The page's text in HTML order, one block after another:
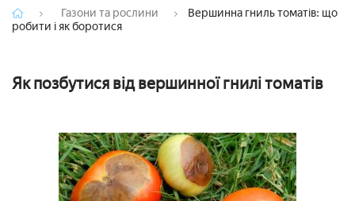
Газони та рослини
Вершинна гниль томатів: що
робити і як боротися
Як позбутися від вершинної гнилі томатів